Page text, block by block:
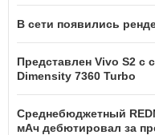
В сети появились
Представлен Vivo S2 с
Dimensity 7360 Turbo
Среднебюджетный
мАч дебютировал за